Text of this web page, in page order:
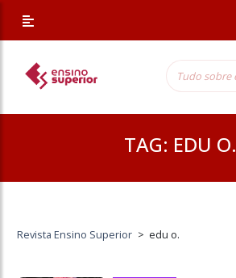
TAG: EDU O.
Revista Ensino Superior > edu o.